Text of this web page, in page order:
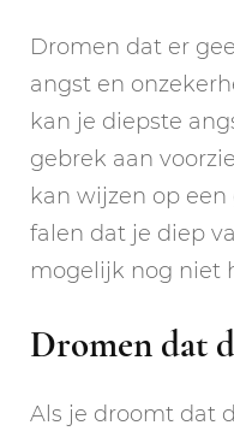
Dromen dat er
angst en
kan je diepste
gebrek aan
kan wijzen op
falen dat je diep
mogelijk nog niet
Dromen dat
Als je droomt dat